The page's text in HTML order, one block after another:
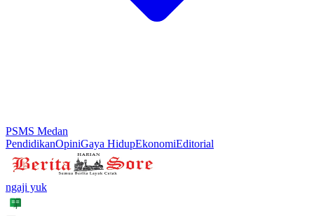
PSMS Medan
PendidikanOpiniGaya HidupEkonomiEditorial
ngaji yuk